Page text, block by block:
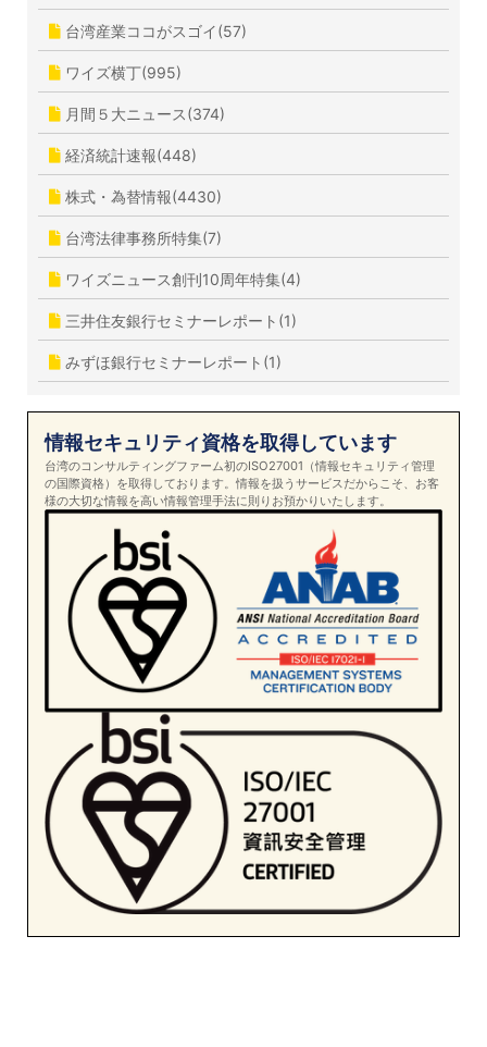
台湾産業ココがスゴイ(57)
ワイズ横丁(995)
月間５大ニュース(374)
経済統計速報(448)
株式・為替情報(4430)
台湾法律事務所特集(7)
ワイズニュース創刊10周年特集(4)
三井住友銀行セミナーレポート(1)
みずほ銀行セミナーレポート(1)
情報セキュリティ資格を取得しています
台湾のコンサルティングファーム初のISO27001（情報セキュリティ管理
の国際資格）を取得しております。情報を扱うサービスだからこそ、お客
様の大切な情報を高い情報管理手法に則りお預かりいたします。